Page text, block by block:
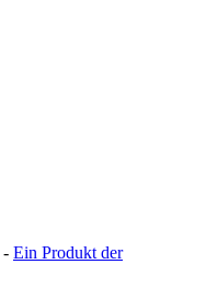
- Ein Produkt der